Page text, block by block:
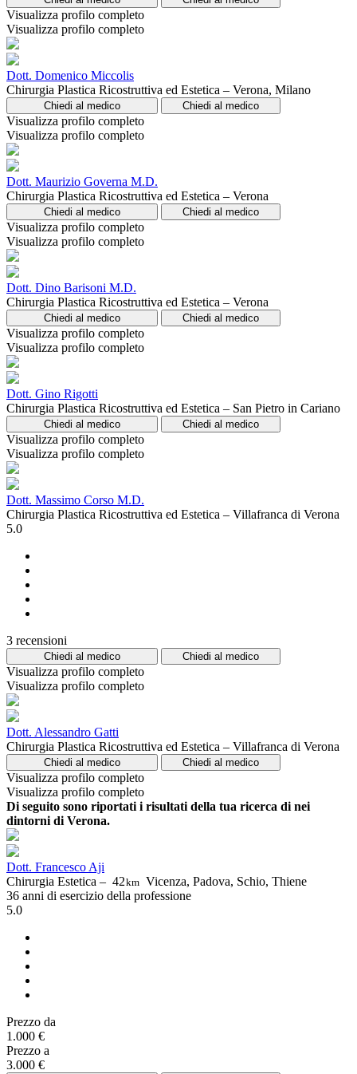
Visualizza profilo completo
Visualizza profilo completo
Dott. Domenico Miccolis
Chirurgia Plastica Ricostruttiva ed Estetica – Verona, Milano
Chiedi al medico Chiedi al medico
Visualizza profilo completo
Visualizza profilo completo
Dott. Maurizio Governa M.D.
Chirurgia Plastica Ricostruttiva ed Estetica – Verona
Chiedi al medico Chiedi al medico
Visualizza profilo completo
Visualizza profilo completo
Dott. Dino Barisoni M.D.
Chirurgia Plastica Ricostruttiva ed Estetica – Verona
Chiedi al medico Chiedi al medico
Visualizza profilo completo
Visualizza profilo completo
Dott. Gino Rigotti
Chirurgia Plastica Ricostruttiva ed Estetica – San Pietro in Cariano
Chiedi al medico Chiedi al medico
Visualizza profilo completo
Visualizza profilo completo
Dott. Massimo Corso M.D.
Chirurgia Plastica Ricostruttiva ed Estetica – Villafranca di Verona
5.0
3 recensioni
Chiedi al medico Chiedi al medico
Visualizza profilo completo
Visualizza profilo completo
Dott. Alessandro Gatti
Chirurgia Plastica Ricostruttiva ed Estetica – Villafranca di Verona
Chiedi al medico Chiedi al medico
Visualizza profilo completo
Visualizza profilo completo
Di seguito sono riportati i risultati della tua ricerca di nei
dintorni di Verona.
Dott. Francesco Aji
Chirurgia Estetica – 42km Vicenza, Padova, Schio, Thiene
36 anni di esercizio della professione
5.0
Prezzo da
1.000 €
Prezzo a
3.000 €